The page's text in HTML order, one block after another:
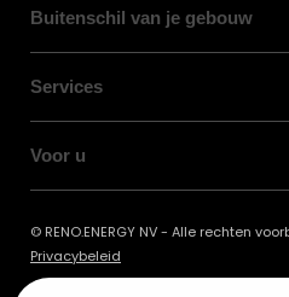
Buitenschil van je gebouw
Services
Voor u
© RENO.ENERGY NV - Alle rechten
Privacybeleid